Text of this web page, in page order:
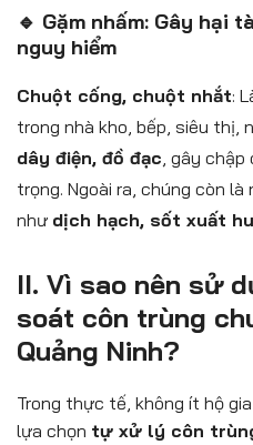
🔹 Gặm nhấm: Gây hại
nguy hiểm
Chuột cống, chuột nhắt:
trong nhà kho, bếp, siêu thị,
dây điện, đồ đạc, gây chập
trọng. Ngoài ra, chúng còn
như dịch hạch, sốt xuất
II. Vì sao nên sử
soát côn trùng
Quảng Ninh?
Trong thực tế, không ít hộ
lựa chọn tự xử lý côn